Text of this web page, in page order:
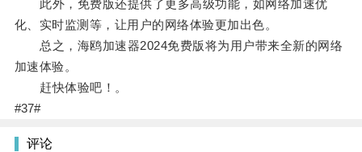
此外，免费版还提供了更多高级功能，如网络加速优
化、实时监测等，让用户的网络体验更加出色。
总之，海鸥加速器2024免费版将为用户带来全新的网络
加速体验。
赶快体验吧！。
#37#
评论